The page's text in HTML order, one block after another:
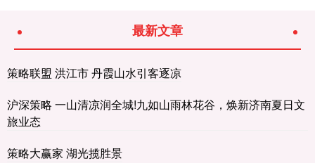
最新文章
策略联盟 洪江市 丹霞山水引客逐凉
沪深策略 一山清凉润全城!九如山雨林花谷，焕新济南夏日文
旅业态
策略大赢家 湖光揽胜景